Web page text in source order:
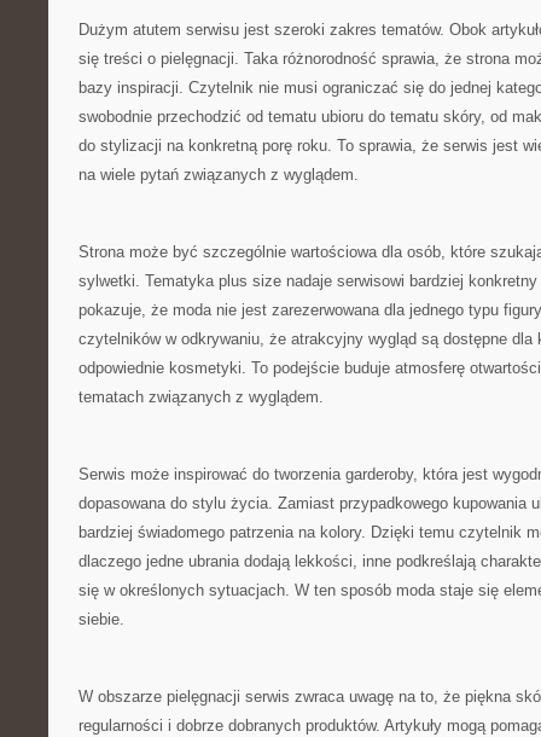
Dużym atutem serwisu jest szeroki zakres tematów. Obok
się treści o pielęgnacji. Taka różnorodność sprawia, że strona
bazy inspiracji. Czytelnik nie musi ograniczać się do jednej
swobodnie przechodzić od tematu ubioru do tematu skóry, od
do stylizacji na konkretną porę roku. To sprawia, że serwis jest
na wiele pytań związanych z wyglądem.
Strona może być szczególnie wartościowa dla osób, które
sylwetki. Tematyka plus size nadaje serwisowi bardziej
pokazuje, że moda nie jest zarezerwowana dla jednego typu
czytelników w odkrywaniu, że atrakcyjny wygląd są dostępne dla
odpowiednie kosmetyki. To podejście buduje atmosferę
tematach związanych z wyglądem.
Serwis może inspirować do tworzenia garderoby, która jest
dopasowana do stylu życia. Zamiast przypadkowego kupowania
bardziej świadomego patrzenia na kolory. Dzięki temu czytelnik
dlaczego jedne ubrania dodają lekkości, inne podkreślają
się w określonych sytuacjach. W ten sposób moda staje się
siebie.
W obszarze pielęgnacji serwis zwraca uwagę na to, że piękna
regularności i dobrze dobranych produktów. Artykuły mogą